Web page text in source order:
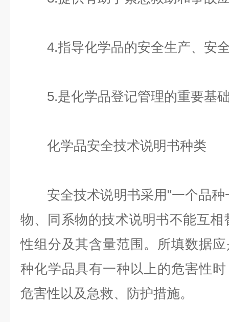
4.指导化学品的安全生产、安
5.是化学品登记管理的重要基
化学品安全技术说明书种类
安全技术说明书采用"一个品种
物、同系物的技术说明书不能互
性组分及其含量范围。所填数据
种化学品具有一种以上的危害性
危害性以及急救、防护措施。